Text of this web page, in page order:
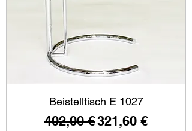
Beistelltisch E 1027
Standardpreis
402,00 €Sale-Preis
321,60 €